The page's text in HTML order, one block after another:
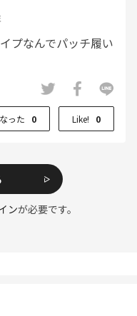
プなんでパッチ履い
った 0 Like! 0
ンが必要です。